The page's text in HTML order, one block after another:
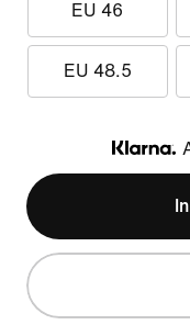
EU 46
EU 48.5